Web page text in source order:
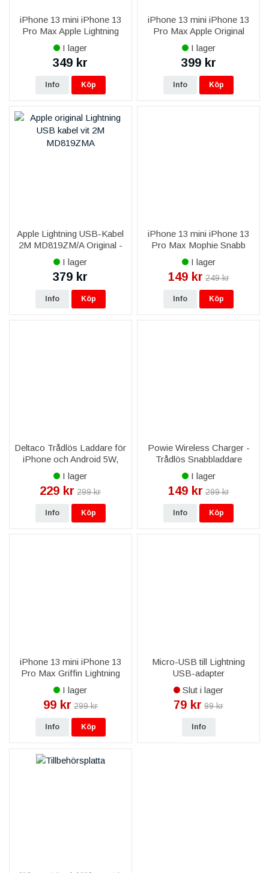
iPhone 13 mini iPhone 13
Pro Max Apple Lightning
USB-Kabel 1M Original
MXLY2ZM/A - Vit
I lager
349 kr
Info Köp
iPhone 13 mini iPhone 13
Pro Max Apple Original
Lightning kabel till USB-C
1M MQGJ2ZM/A
I lager
399 kr
Info Köp
Apple Lightning USB-Kabel
2M MD819ZM/A Original -
Vit
I lager
379 kr
Info Köp
iPhone 13 mini iPhone 13
Pro Max Mophie Snabb
USB-C till Lightning 1m
Laddningskabel - Vit
I lager
149 kr 249 kr
Info Köp
Deltaco Trådlös Laddare för
iPhone och Android 5W,
Svart
I lager
229 kr 299 kr
Info Köp
Powie Wireless Charger -
Trådlös Snabbladdare
I lager
149 kr 299 kr
Info Köp
iPhone 13 mini iPhone 13
Pro Max Griffin Lightning
Billaddare 12W
Ultrakompakt
I lager
99 kr 299 kr
Info Köp
Micro-USB till Lightning
USB-adapter
Slut i lager
79 kr 99 kr
Info